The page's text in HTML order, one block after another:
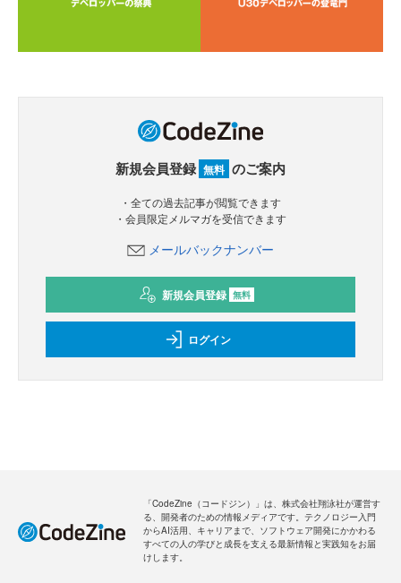
新規会員登録 無料 のご案内
・全ての過去記事が閲覧できます
・会員限定メルマガを受信できます
メールバックナンバー
新規会員登録 無料
ログイン
「CodeZine（コードジン）」は、株式会社翔泳社が運営す
る、開発者のための情報メディアです。テクノロジー入門
からAI活用、キャリアまで、ソフトウェア開発にかかわる
すべての人の学びと成長を支える最新情報と実践知をお届
けします。